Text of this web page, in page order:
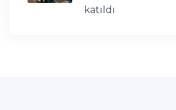
katıldı